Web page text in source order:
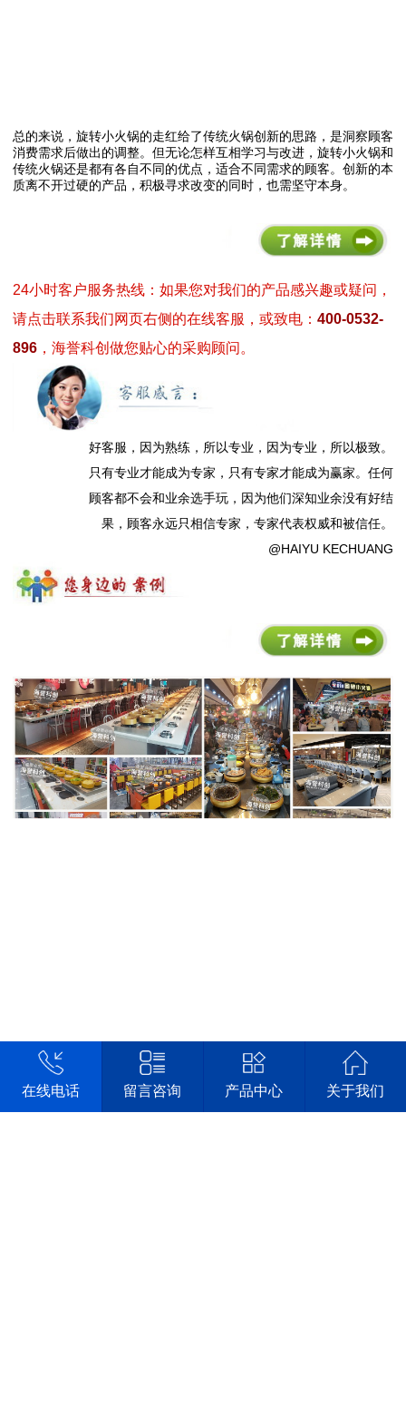
总的来说，旋转小火锅的走红给了传统火锅创新的思路，是洞察顾客
消费需求后做出的调整。但无论怎样互相学习与改进，旋转小火锅和
传统火锅还是都有各自不同的优点，适合不同需求的顾客。创新的本
质离不开过硬的产品，积极寻求改变的同时，也需坚守本身。
24小时客户服务热线：如果您对我们的产品感兴趣或疑问，
请点击联系我们网页右侧的在线客服，或致电： 400-0532-
896 ，海誉科创做您贴心的采购顾问。
好客服，因为熟练，所以专业，因为专业，所以极致。
只有专业才能成为专家，只有专家才能成为赢家。任何
顾客都不会和业余选手玩，因为他们深知业余没有好结
果，顾客永远只相信专家，专家代表权威和被信任。
@HAIYU KECHUANG
在线电话 留言咨询 产品中心 关于我们